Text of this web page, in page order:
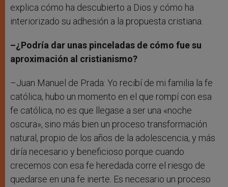
explica cómo ha descubierto a Dios y cómo ha
interiorizado su adhesión a la propuesta cristiana.
–¿Podría dar unas pinceladas de cómo fue su
aproximación al cristianismo?
–Juan Manuel de Prada: Yo recibí de mi familia la fe
católica, hubo un momento en el que rompí con esa
fe católica, no es que llegase a ser una «noche
oscura», sino más bien un proceso transformación
natural, propio de los años de la adolescencia, y más
diría necesario y beneficioso porque cuando
crecemos con esa fe heredada corre el riesgo de
quedarse en una fe inerte. Es necesario un proceso